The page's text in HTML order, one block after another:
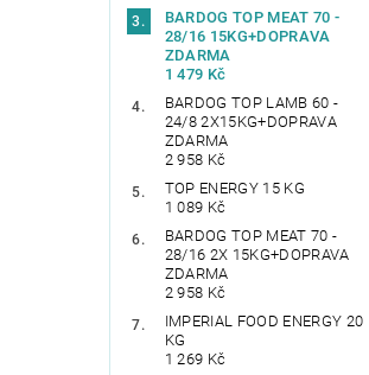
BARDOG TOP MEAT 70 -
28/16 15KG+DOPRAVA
ZDARMA
1 479 Kč
BARDOG TOP LAMB 60 -
24/8 2X15KG+DOPRAVA
ZDARMA
2 958 Kč
TOP ENERGY 15 KG
1 089 Kč
BARDOG TOP MEAT 70 -
28/16 2X 15KG+DOPRAVA
ZDARMA
2 958 Kč
IMPERIAL FOOD ENERGY 20
KG
1 269 Kč